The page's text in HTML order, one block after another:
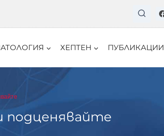
ХЕПТЕН ПУБЛИКАЦИИ
подценявайте